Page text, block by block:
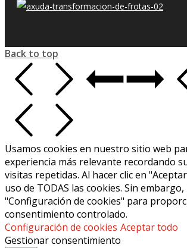
Back to top
Usamos cookies en nuestro sitio web
experiencia más relevante recordando
visitas repetidas. Al hacer clic en
uso de TODAS las cookies. Sin
"Configuración de cookies" para
consentimiento controlado.
Configuración de cookies Aceptar todo
Gestionar consentimiento